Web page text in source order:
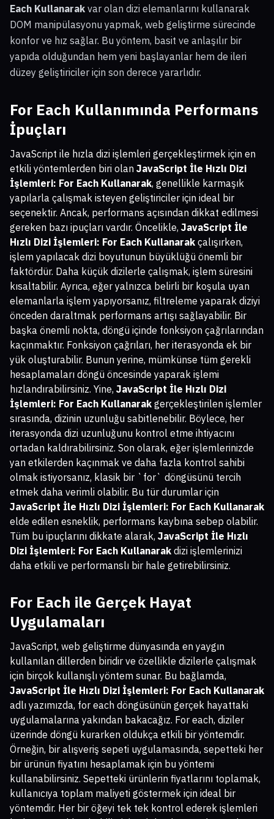
Each Kullanarak var olan dizi elemanlarını kullanarak
DOM manipülasyonu yapmak, web geliştirme sürecinde
konfor ve hız sağlar. Bu yöntem, basit ve anlaşılır bir
yapıda olduğundan hem yeni başlayanlar hem de ileri
düzey geliştiriciler için son derece yararlıdır.
For Each Kullanımında Performans
İpuçları
JavaScript ile hızla dizi işlemleri gerçekleştirmek için en
etkili yöntemlerden biri olan JavaScript İle Hızlı Dizi
İşlemleri: For Each Kullanarak, genellikle karmaşık
yapılarla çalışmak isteyen geliştiriciler için ideal bir
seçenektir. Ancak, performans açısından dikkat edilmesi
gereken bazı ipuçları vardır. Öncelikle, JavaScript İle
Hızlı Dizi İşlemleri: For Each Kullanarak çalışırken,
işlem yapılacak dizi boyutunun büyüklüğü önemli bir
faktördür. Daha küçük dizilerle çalışmak, işlem süresini
kısaltabilir. Ayrıca, eğer yalnızca belirli bir koşula uyan
elemanlarla işlem yapıyorsanız, filtreleme yaparak diziyi
önceden daraltmak performans artışı sağlayabilir. Bir
başka önemli nokta, döngü içinde fonksiyon çağrılarından
kaçınmaktır. Fonksiyon çağrıları, her iterasyonda ek bir
yük oluşturabilir. Bunun yerine, mümkünse tüm gerekli
hesaplamaları döngü öncesinde yaparak işlemi
hızlandırabilirsiniz. Yine, JavaScript İle Hızlı Dizi
İşlemleri: For Each Kullanarak gerçekleştirilen işlemler
sırasında, dizinin uzunluğu sabitlenebilir. Böylece, her
iterasyonda dizi uzunluğunu kontrol etme ihtiyacını
ortadan kaldırabilirsiniz. Son olarak, eğer işlemlerinizde
yan etkilerden kaçınmak ve daha fazla kontrol sahibi
olmak istiyorsanız, klasik bir `for` döngüsünü tercih
etmek daha verimli olabilir. Bu tür durumlar için
JavaScript İle Hızlı Dizi İşlemleri: For Each Kullanarak
elde edilen esneklik, performans kaybına sebep olabilir.
Tüm bu ipuçlarını dikkate alarak, JavaScript İle Hızlı
Dizi İşlemleri: For Each Kullanarak dizi işlemlerinizi
daha etkili ve performanslı bir hale getirebilirsiniz.
For Each ile Gerçek Hayat
Uygulamaları
JavaScript, web geliştirme dünyasında en yaygın
kullanılan dillerden biridir ve özellikle dizilerle çalışmak
için birçok kullanışlı yöntem sunar. Bu bağlamda,
JavaScript İle Hızlı Dizi İşlemleri: For Each Kullanarak
adlı yazımızda, for each döngüsünün gerçek hayattaki
uygulamalarına yakından bakacağız. For each, diziler
üzerinde döngü kurarken oldukça etkili bir yöntemdir.
Örneğin, bir alışveriş sepeti uygulamasında, sepetteki her
bir ürünün fiyatını hesaplamak için bu yöntemi
kullanabilirsiniz. Sepetteki ürünlerin fiyatlarını toplamak,
kullanıcıya toplam maliyeti göstermek için ideal bir
yöntemdir. Her bir öğeyi tek tek kontrol ederek işlemleri